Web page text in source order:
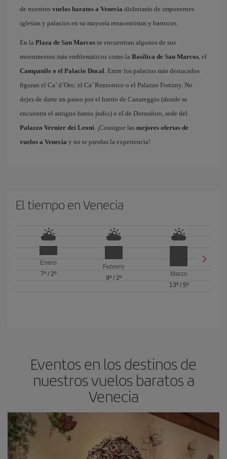
de nuestros vuelos baratos a Venecia disfrutarás de imponentes
iglesias y palacios en su mayoría renacentistas y barrocos.
En la Plaza de San Marcos se encuentran algunos de sus
monumentos más emblemáticos como la Basílica de San Marcos, el
Campanile o el Palacio Ducal. Entre los palacios más destacados
figuran el Ca’ d’Oro; el Ca’ Rezzonico o el Palazzo Fortuny. No
dejes de darte un paseo por el barrio de Canareggio (donde se
encuentra el antiguo barrio judío) o el de Dorsoduro, sede del
Palazzo Vernier dei Leoni. ¡Consigue las mejores ofertas de
vuelos a Venecia y no te pierdas la experiencia!
El tiempo en Venecia
Enero
7º/ 2º
Febrero
9º/ 2º
Marzo
13º/ 5º
Eventos en los destinos de
nuestros vuelos baratos a
Venecia